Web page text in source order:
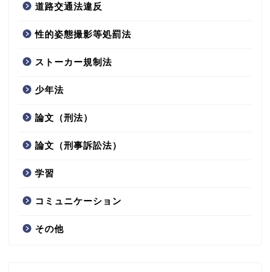
道路交通法違反
性的姿態撮影等処罰法
ストーカー規制法
少年法
論文（刑法）
論文（刑事訴訟法）
学習
コミュニケーション
その他